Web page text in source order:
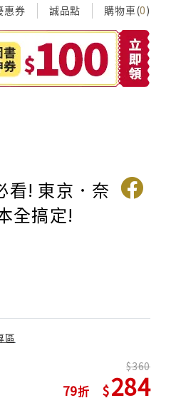
惠券 誠品點 購物車(0)
看! 東京．奈
全搞定!
區
79
360
284